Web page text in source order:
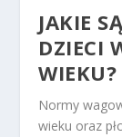
JAKIE
DZIECI
WIEKU?
Normy
wieku oraz